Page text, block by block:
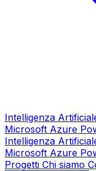
Intelligenza
Microsoft Azure
Intelligenza
Microsoft Azure
Progetti Chi siamo